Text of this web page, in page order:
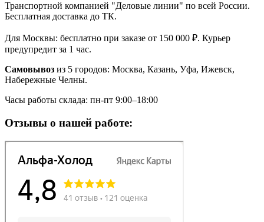
Транспортной компанией "Деловые линии" по всей России.
Бесплатная доставка до ТК.
Для Москвы: бесплатно при заказе от 150 000 ₽. Курьер
предупредит за 1 час.
Самовывоз из 5 городов: Москва, Казань, Уфа, Ижевск,
Набережные Челны.
Часы работы склада: пн-пт 9:00–18:00
Отзывы о нашей работе: